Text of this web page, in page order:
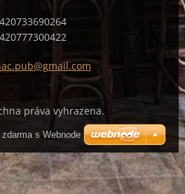
pub@gmail.com
práva vyhrazena.
s Webnode